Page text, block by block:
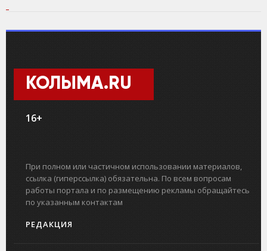
КОЛЫМА.RU
16+
При полном или частичном использовании материалов,
ссылка (гиперссылка) обязательна. По всем вопросам
работы портала и по размещению рекламы обращайтесь
по указанным контактам
РЕДАКЦИЯ